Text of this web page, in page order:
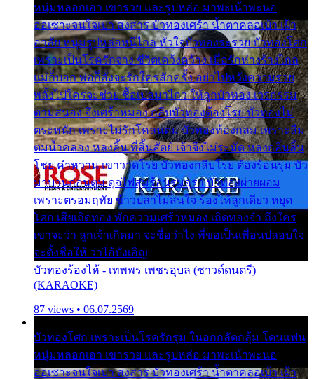
หนุ่มหลอกเอา เขารวย และรูปหล่อ มาพะเน้าพะนอ
ออเซาะจนใจเบา สงสาร บัวทองเศร้า น้ำตาคลอเบ้า เฝ้า
อาลัย หนุ่มรูปหล่อหนีไกล หัวใจบัวทองระรวย บัวทองโศก
เพราะเป็นโรครักจาง ชีวิตเคว้งคว้าง เมื่อรักห่างร้างไกล
แม่ก็บอก พ่อก็สั่งจะรักใครสักครั้ง อย่าไปหวังความรวย
พลั้งไปใครจะช่วย ซื้อเปลมาไกว ให้ลูกบัวทอง เวรกรรม
ตามสนอง จึงเศร้าหมอง กลีบบัวทองต้องโรย บัวทองไม่
ตระหนัก เพราะไม่รักโคลนตม บัวทองท้องกลม เพราะลืม
ตมน้ำคลอง หลงลิ้น ที่สิ้นสัตย์ เจ้าจึงไม่ระมัด หลงกลิ่นลิ้น
โชย คำหวาน เขาวาดโรย บัวทองกลีบโรย ต้องร้อนรุม บัว
มาบานก่อนตูม ดุจไฟสุมร้อนรุมอุรา บัวทองผ่ายผอม
เพราะตรอมฤทัย ข้าวปลาไม่สนใจ ร้องไห้ลูกเดียว หยุด
โศก เสียเถิดทอง พักความเศร้าหมอง เถิดทองจ๋า ถึงใคร
เขาจะว่า ลูกเจ้าเกิดมา จะชื่อว่าไง พี่ขอเป็นเพื่อนปลอบใจ
จะตั้งชื่อให้ ว่าไอ้บังเอิญ
บัวทองร้องไห้ - เทพพร เพชรอุบล (ซาวด์ดนตรี)
(KARAOKE)
87 views • 06.07.2569
บัวทองโศก เพราะเป็นโรครักรุม ในอกกลัดกลุ้ม โดนแฟน
หนุ่มหลอกเอา เขารวย และรูปหล่อ มาพะเน้าพะนอ
ออเซาะจนใจเบา สงสาร บัวทองเศร้า น้ำตาคลอเบ้า เฝ้า